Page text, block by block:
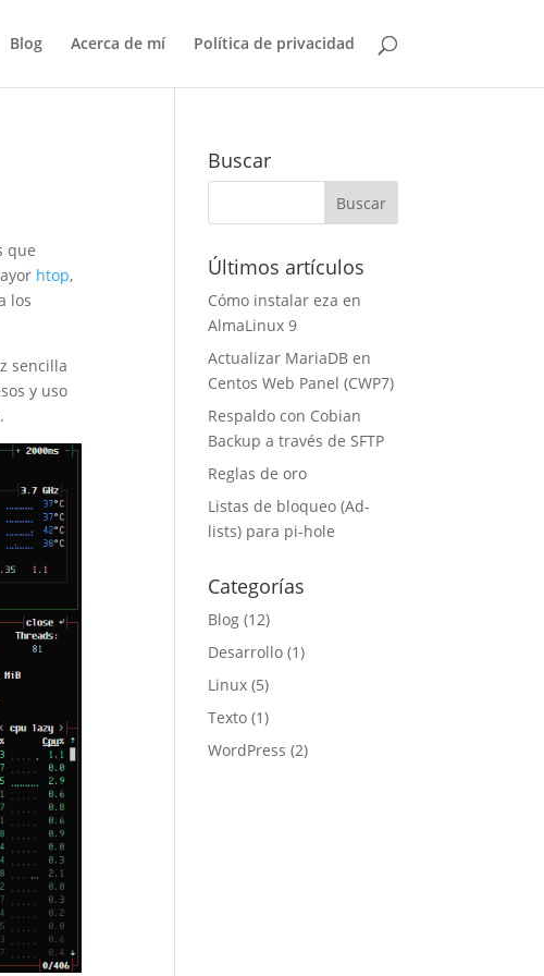
Blog Acerca de mí Política de privacidad
que
htop,
los
sencilla
y uso
Buscar
Últimos artículos
Cómo instalar eza en
AlmaLinux 9
Actualizar MariaDB en
Centos Web Panel (CWP7)
Respaldo con Cobian
Backup a través de SFTP
Reglas de oro
Listas de bloqueo (Ad-
lists) para pi-hole
Categorías
Blog (12)
Desarrollo (1)
Linux (5)
Texto (1)
WordPress (2)